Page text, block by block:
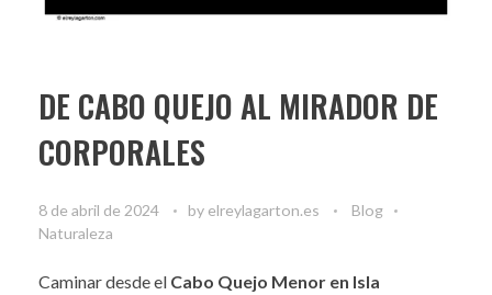
DE CABO QUEJO AL MIRADOR DE
CORPORALES
8 de abril de 2024 by elreylagarton.es
Blog
Naturaleza
Caminar desde el Cabo Quejo Menor en Isla